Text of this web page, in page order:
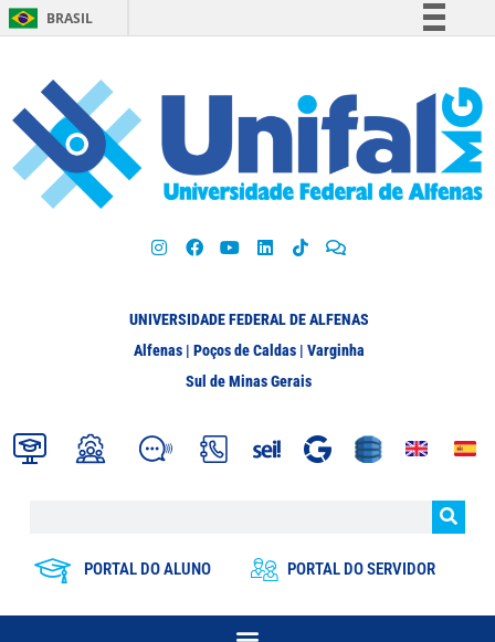
BRASIL
Participe
Acesso à informação
Legislação
UNIVERSIDADE FEDERAL DE ALFENAS
Alfenas | Poços de Caldas | Varginha
Sul de Minas Gerais
PORTAL DO ALUNO PORTAL DO SERVIDOR